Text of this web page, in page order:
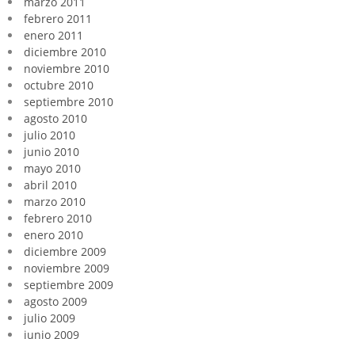
febrero 2011
enero 2011
diciembre 2010
noviembre 2010
octubre 2010
septiembre 2010
agosto 2010
julio 2010
junio 2010
mayo 2010
abril 2010
marzo 2010
febrero 2010
enero 2010
diciembre 2009
noviembre 2009
septiembre 2009
agosto 2009
julio 2009
junio 2009